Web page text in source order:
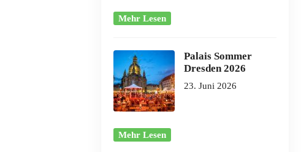
Mehr Lesen
Palais Sommer
Dresden 2026
23. Juni 2026
Mehr Lesen